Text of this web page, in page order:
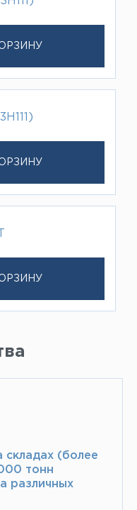
складах (более
тонн​
различных